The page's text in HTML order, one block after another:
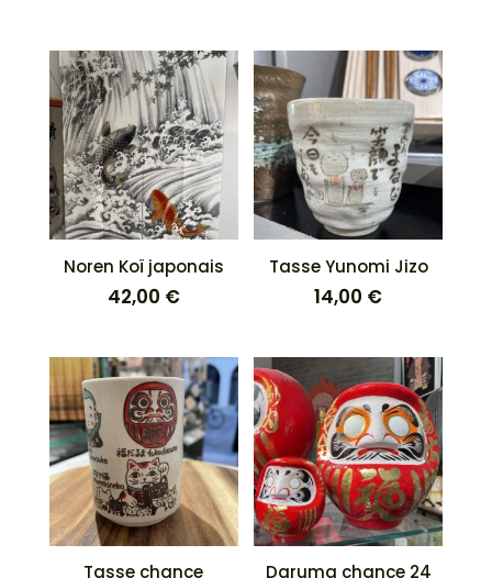
Noren Koï japonais
42,00 €
Tasse Yunomi Jizo
14,00 €
Tasse chance Daruma chance 24